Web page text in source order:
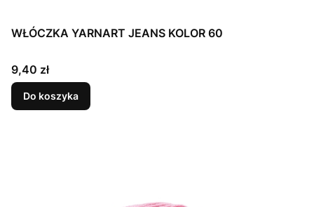
WŁÓCZKA YARNART JEANS KOLOR 60
Cena
9,40 zł
Do koszyka